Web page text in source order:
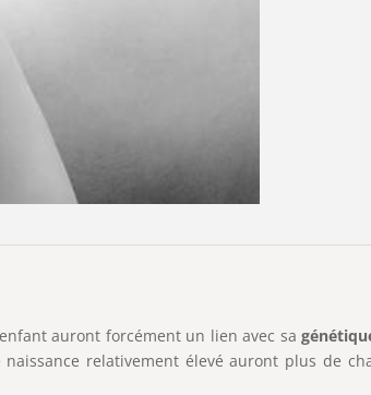
auront forcément un lien avec sa
relativement élevé auront plus de